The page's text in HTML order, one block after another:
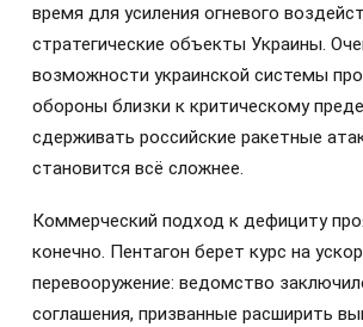
время для усиления огневого
стратегические объекты Украины.
возможности украинской системы
обороны близки к критическому
сдерживать российские ракетные
становится всё сложнее.
Коммерческий подход к дефициту
конечно. Пентагон берет курс на
перевооружение: ведомство
соглашения, призванные расширить